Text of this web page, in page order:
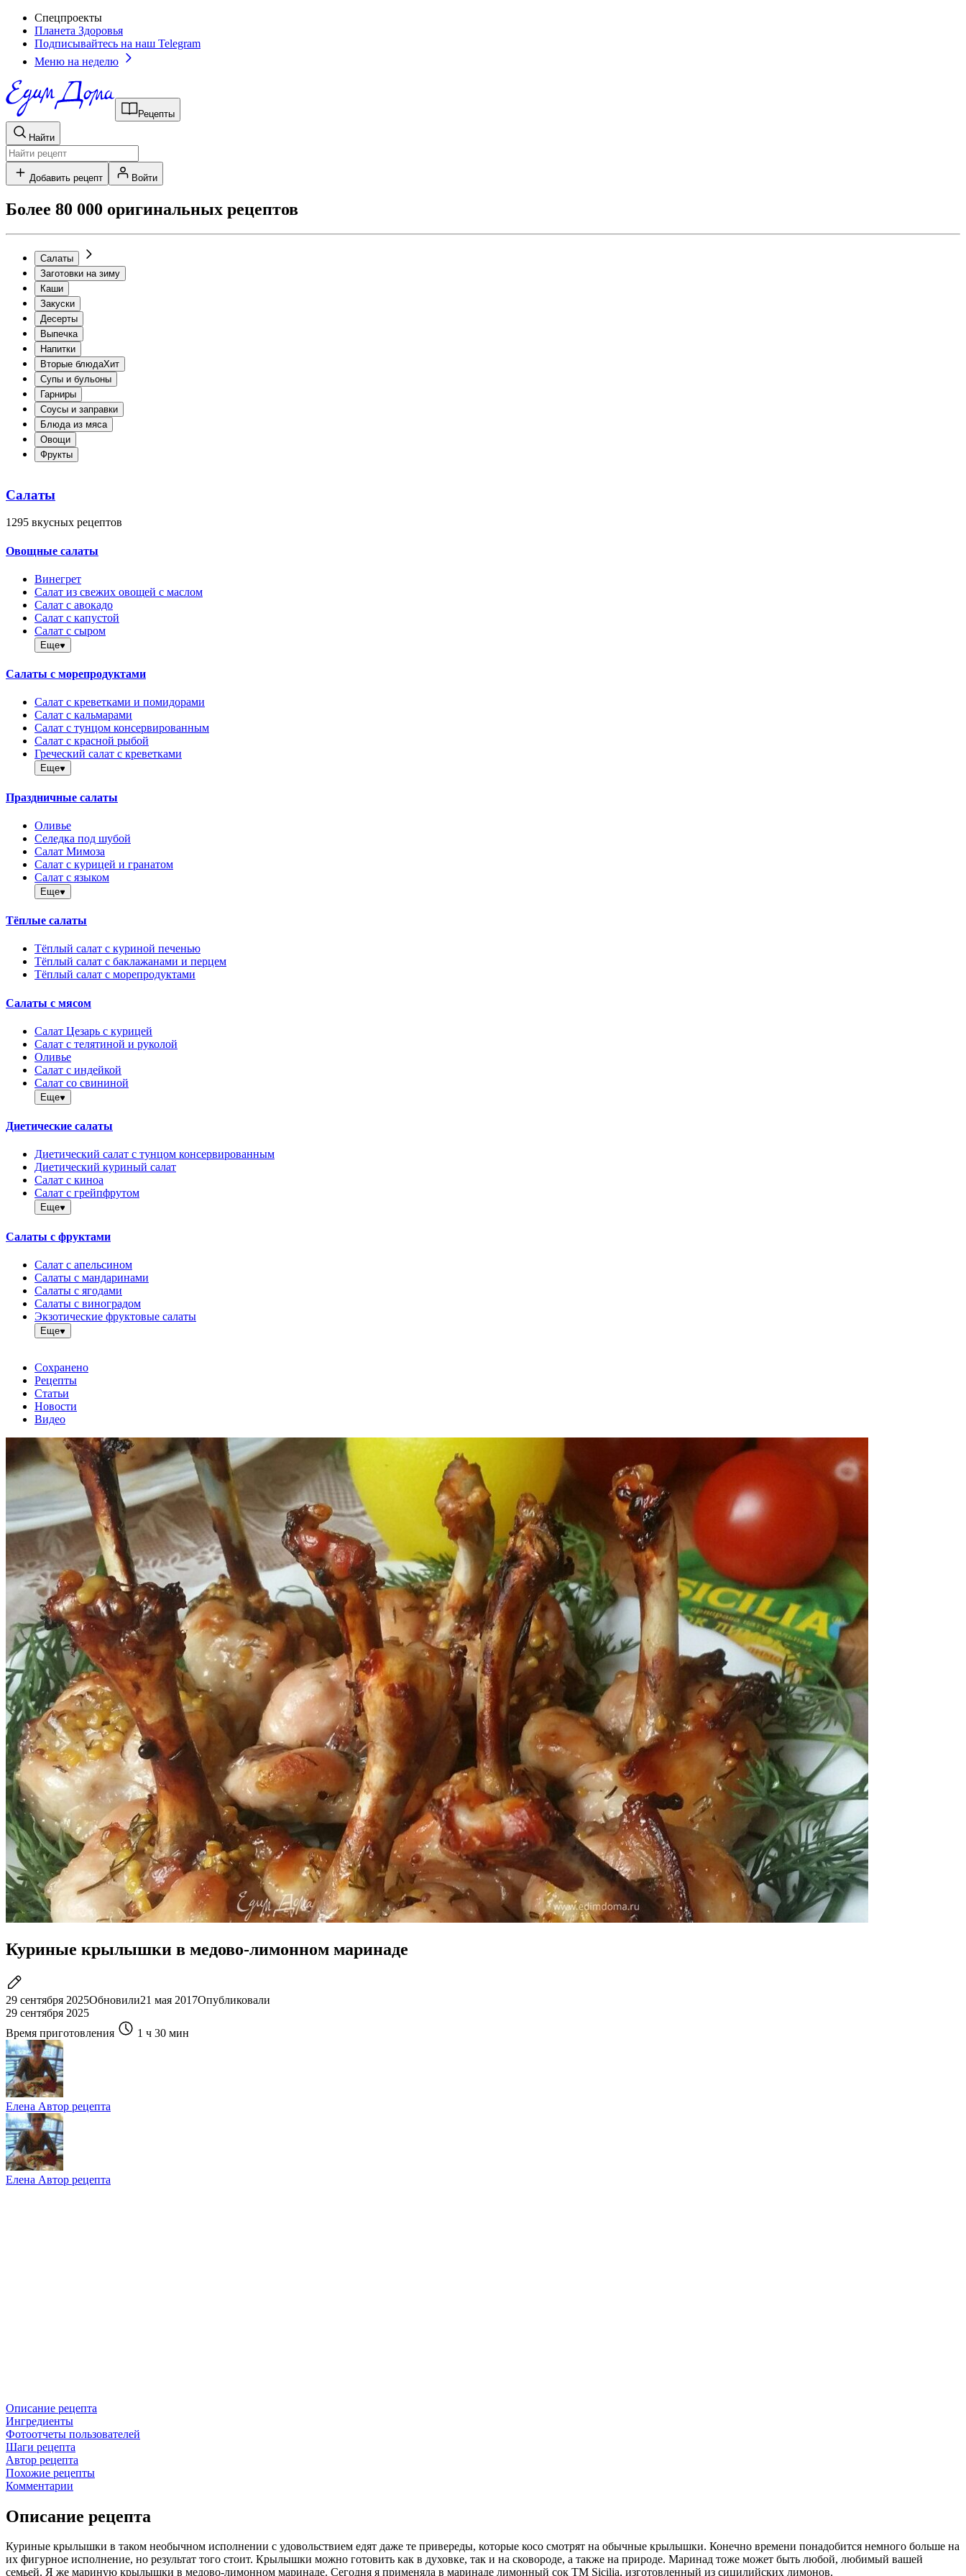
Спецпроекты
Планета Здоровья
Подписывайтесь на наш Telegram
Меню на неделю
Рецепты
Найти
Добавить рецепт Войти
Более 80 000 оригинальных рецептов
Салаты
Заготовки на зиму
Каши
Закуски
Десерты
Выпечка
Напитки
Вторые блюдаХит
Супы и бульоны
Гарниры
Соусы и заправки
Блюда из мяса
Овощи
Фрукты
Салаты
1295 вкусных рецептов
Овощные салаты
Винегрет
Салат из свежих овощей с маслом
Салат с авокадо
Салат с капустой
Салат с сыром
Еще
Салаты с морепродуктами
Салат с креветками и помидорами
Салат с кальмарами
Салат с тунцом консервированным
Салат с красной рыбой
Греческий салат с креветками
Еще
Праздничные салаты
Оливье
Селедка под шубой
Салат Мимоза
Салат с курицей и гранатом
Салат с языком
Еще
Тёплые салаты
Тёплый салат с куриной печенью
Тёплый салат с баклажанами и перцем
Тёплый салат с морепродуктами
Салаты с мясом
Салат Цезарь с курицей
Салат с телятиной и руколой
Оливье
Салат с индейкой
Салат со свининой
Еще
Диетические салаты
Диетический салат с тунцом консервированным
Диетический куриный салат
Салат с киноа
Салат с грейпфрутом
Еще
Салаты с фруктами
Салат с апельсином
Салаты с мандаринами
Салаты с ягодами
Салаты с виноградом
Экзотические фруктовые салаты
Еще
Сохранено
Рецепты
Статьи
Новости
Видео
Куриные крылышки в медово-лимонном маринаде
29 сентября 2025Обновили21 мая 2017Опубликовали
29 сентября 2025
Время приготовления
1 ч 30 мин
Елена Автор рецепта
Елена Автор рецепта
Описание рецепта
Ингредиенты
Фотоотчеты пользователей
Шаги рецепта
Автор рецепта
Похожие рецепты
Комментарии
Описание рецепта
Куриные крылышки в таком необычном исполнении с удовольствием едят даже те привереды, которые косо смотрят на обычные крылышки. Конечно времени понадобится немного больше на
их фигурное исполнение, но результат того стоит. Крылышки можно готовить как в духовке, так и на сковороде, а также на природе. Маринад тоже может быть любой, любимый вашей
семьей. Я же мариную крылышки в медово-лимонном маринаде. Сегодня я применяла в маринаде лимонный cок ТМ Sicilia, изготовленный из сицилийских лимонов.